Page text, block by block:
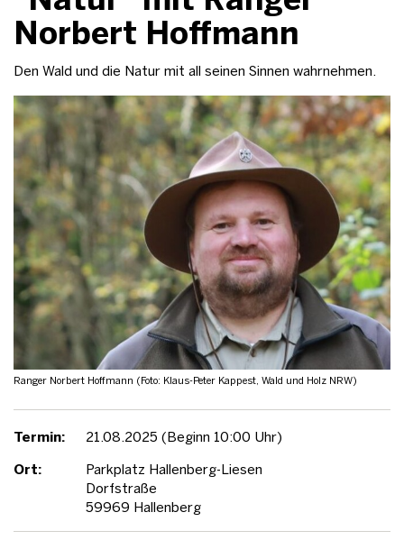
Norbert Hoffmann
Den Wald und die Natur mit all seinen Sinnen wahrnehmen.
Ranger Norbert Hoffmann (Foto: Klaus-Peter Kappest, Wald und Holz NRW)
Termin:
21.08.2025 (Beginn 10:00 Uhr)
Ort:
Parkplatz Hallenberg-Liesen
Dorfstraße
59969 Hallenberg